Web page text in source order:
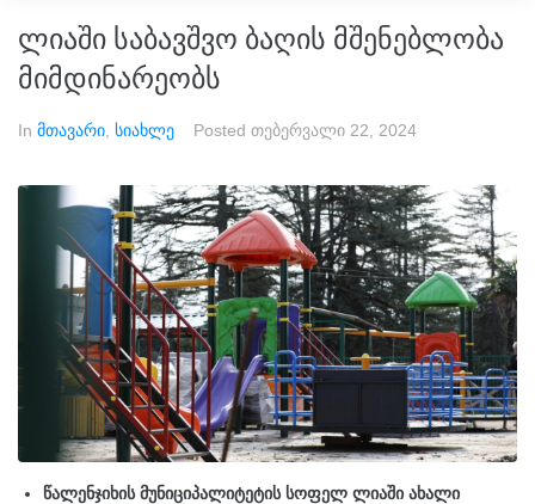
ლიაში საბავშვო ბაღის მშენებლობა
მიმდინარეობს
In მთავარი სიახლე Posted თებერვალი 22, 2024
წალენჯიხის მუნიციპალიტეტის სოფელ ლიაში ახალი